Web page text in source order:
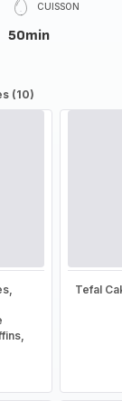
CUISSON
50min
(10)
Tefal